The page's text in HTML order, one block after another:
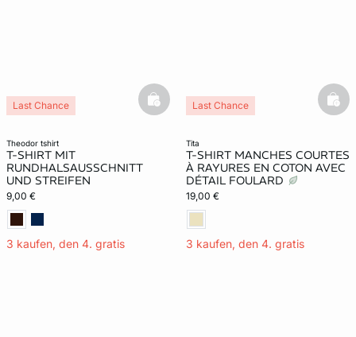
theodor tshirt
T-SHIRT MIT
RUNDHALSAUSSCHNITT
UND STREIFEN
9,00 €
3 kaufen, den 4. gratis
Last Chance basketfull
tita
T-SHIRT MANCHES COURTES
À RAYURES EN COTON AVEC
DÉTAIL FOULARD
19,00 €
3 kaufen, den 4. gratis
Last Chance